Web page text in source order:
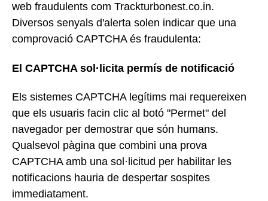
web fraudulents com Trackturbonest.co.in.
Diversos senyals d'alerta solen indicar que una
comprovació CAPTCHA és fraudulenta:
El CAPTCHA sol·licita permís de notificació
Els sistemes CAPTCHA legítims mai requereixen
que els usuaris facin clic al botó "Permet" del
navegador per demostrar que són humans.
Qualsevol pàgina que combini una prova
CAPTCHA amb una sol·licitud per habilitar les
notificacions hauria de despertar sospites
immediatament.